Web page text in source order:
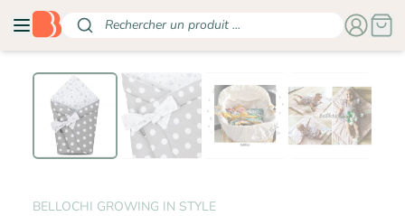
Rechercher un produit ...
BELLOCHI GROWING IN STYLE